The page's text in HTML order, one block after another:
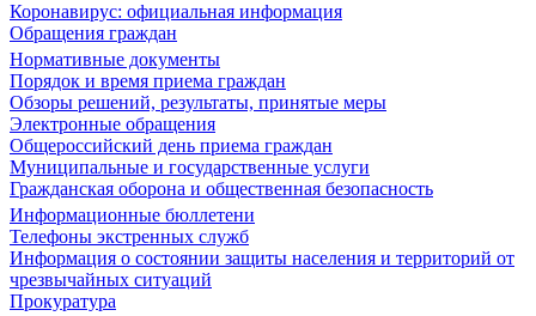
Коронавирус: официальная информация
Обращения граждан
Нормативные документы
Порядок и время приема граждан
Обзоры решений, результаты, принятые меры
Электронные обращения
Общероссийский день приема граждан
Муниципальные и государственные услуги
Гражданская оборона и общественная безопасность
Информационные бюллетени
Телефоны экстренных служб
Информация о состоянии защиты населения и территорий от
чрезвычайных ситуаций
Прокуратура